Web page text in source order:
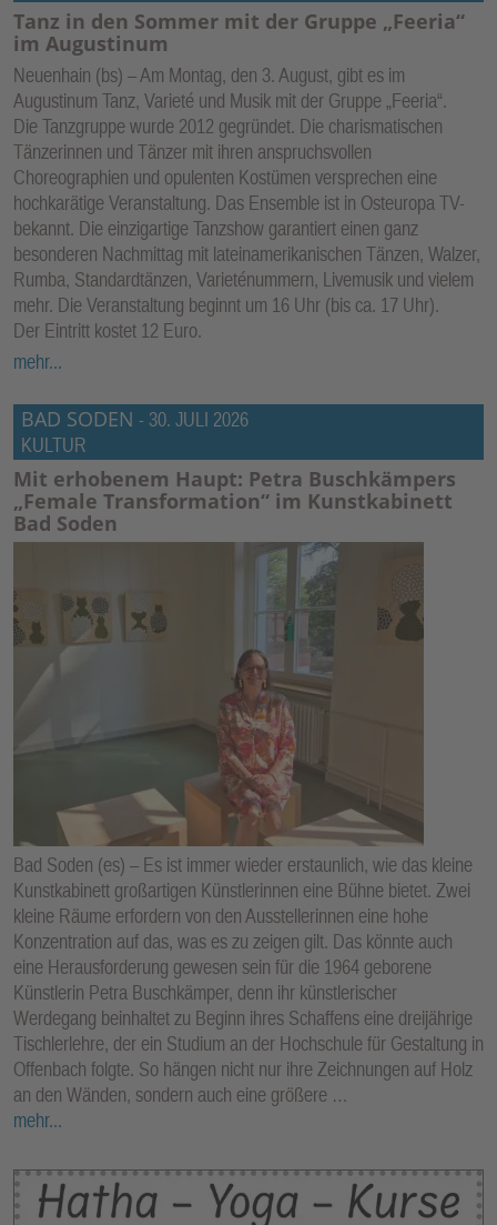
Tanz in den Sommer mit der Gruppe „Feeria“
im Augustinum
Neuenhain (bs) – Am Montag, den 3. August, gibt es im
Augustinum Tanz, Varieté und Musik mit der Gruppe „Feeria“.
Die Tanzgruppe wurde 2012 gegründet. Die charismatischen
Tänzerinnen und Tänzer mit ihren anspruchsvollen
Choreographien und opulenten Kostümen versprechen eine
hochkarätige Veranstaltung. Das Ensemble ist in Osteuropa TV-
bekannt. Die einzigartige Tanzshow garantiert einen ganz
besonderen Nachmittag mit lateinamerikanischen Tänzen, Walzer,
Rumba, Standardtänzen, Varieténummern, Livemusik und vielem
mehr. Die Veranstaltung beginnt um 16 Uhr (bis ca. 17 Uhr).
Der Eintritt kostet 12 Euro.
mehr...
BAD SODEN - 30. JULI 2026
KULTUR
Mit erhobenem Haupt: Petra Buschkämpers
„Female Transformation“ im Kunstkabinett
Bad Soden
Bad Soden (es) – Es ist immer wieder erstaunlich, wie das kleine
Kunstkabinett großartigen Künstlerinnen eine Bühne bietet. Zwei
kleine Räume erfordern von den Ausstellerinnen eine hohe
Konzentration auf das, was es zu zeigen gilt. Das könnte auch
eine Herausforderung gewesen sein für die 1964 geborene
Künstlerin Petra Buschkämper, denn ihr künstlerischer
Werdegang beinhaltet zu Beginn ihres Schaffens eine dreijährige
Tischlerlehre, der ein Studium an der Hochschule für Gestaltung in
Offenbach folgte. So hängen nicht nur ihre Zeichnungen auf Holz
an den Wänden, sondern auch eine größere …
mehr...